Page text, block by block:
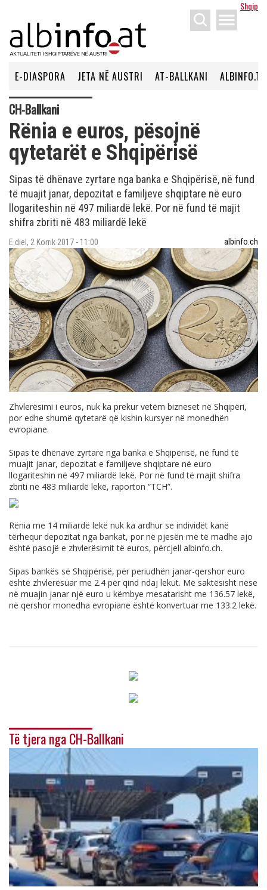
Shqip
menu
E-DIASPORA JETA NË AUSTRI AT-BALLKANI ALBINFO.TV
CH-Ballkani
Rënia e euros, pësojnë
qytetarët e Shqipërisë
Sipas të dhënave zyrtare nga banka e Shqipërisë, në fund
të muajit janar, depozitat e familjeve shqiptare në euro
llogariteshin në 497 miliardë lekë. Por në fund të majit
shifra zbriti në 483 miliardë lekë
E diel, 2 Korrik 2017 - 11:00 albinfo.ch
Zhvlerësimi i euros, nuk ka prekur vetëm bizneset në Shqipëri,
por edhe shumë qytetarë që kishin kursyer në monedhën
evropiane.
Sipas të dhënave zyrtare nga banka e Shqipërisë, në fund të
muajit janar, depozitat e familjeve shqiptare në euro
llogariteshin në 497 miliardë lekë. Por në fund të majit shifra
zbriti në 483 miliardë lekë, raporton “TCH”.
Rënia me 14 miliardë lekë nuk ka ardhur se individët kanë
tërhequr depozitat nga bankat, por në pjesën më të madhe ajo
është pasojë e zhvlerësimit të euros, përcjell albinfo.ch.
Sipas bankës së Shqipërisë, për periudhën janar-qershor euro
është zhvlerësuar me 2.4 për qind ndaj lekut. Më saktësisht nëse
në muajin janar një euro u këmbye mesatarisht me 136.57 lekë,
në qershor monedha evropiane është konvertuar me 133.2 lekë.
Të tjera nga CH-Ballkani